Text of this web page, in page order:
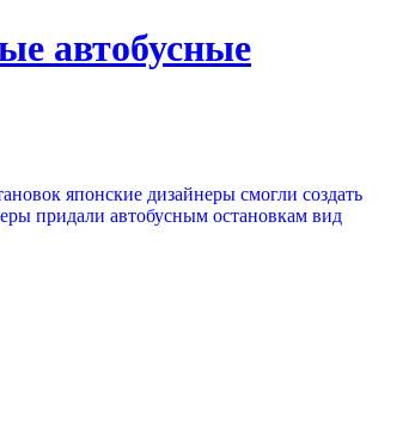
автобусные
японские дизайнеры смогли создать
придали автобусным остановкам вид